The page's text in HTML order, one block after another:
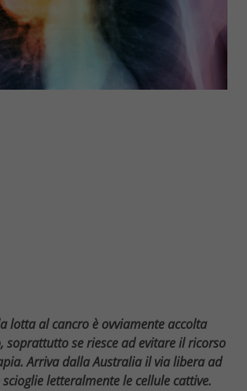
lotta al cancro è ovviamente accolta
soprattutto se riesce ad evitare il ricorso
Arriva dalla Australia il via libera ad
letteralmente le cellule cattive.